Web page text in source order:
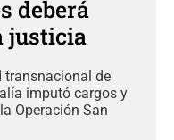
deberá
justicia
transnacional de
imputó cargos y
Operación San